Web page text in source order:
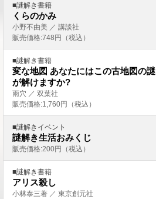
■謎解き書籍
くらのかみ
小野不由美 ／ 講談社
販売価格:748円（税込）
■謎解き書籍
変な地図 あなたにはこの古地図の謎
が解けますか?
雨穴 ／ 双葉社
販売価格:1,760円（税込）
■謎解きイベント
謎解き生活おみくじ
販売価格:200円（税込）
■謎解き書籍
アリス殺し
小林泰三著 ／ 東京創元社